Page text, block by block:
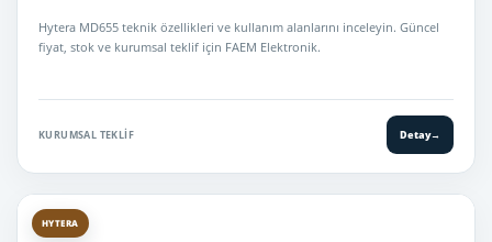
Hytera MD655 teknik özellikleri ve kullanım alanlarını inceleyin. Güncel
fiyat, stok ve kurumsal teklif için FAEM Elektronik.
KURUMSAL TEKLIF Detay→
HYTERA